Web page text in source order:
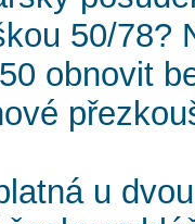
50/78?
obnovit
u